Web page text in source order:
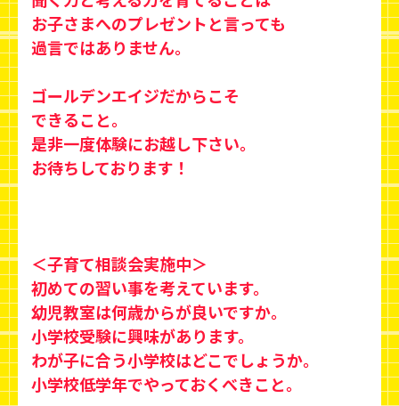
お子さまへのプレゼントと言っても
過言ではありません。
ゴールデンエイジだからこそ
できること。
是非一度体験にお越し下さい。
お待ちしております！
＜子育て相談会実施中＞
初めての習い事を考えています。
幼児教室は何歳からが良いですか。
小学校受験に興味があります。
わが子に合う小学校はどこでしょうか。
小学校低学年でやっておくべきこと。